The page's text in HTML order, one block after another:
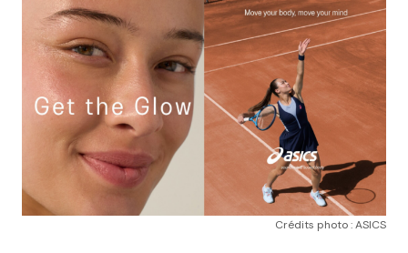
Crédits photo : ASICS